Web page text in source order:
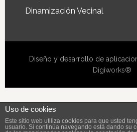
Dinamización Vecinal
Diseño y desarrollo de
Digiworks®
Uso de cookies
Este sitio web utiliza cookies para que usted
usuario. Si continúa navegando está dando su